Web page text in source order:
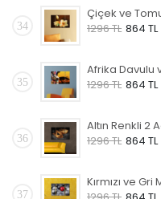
34
1296 TL 864 TL
35
1296 TL 864 TL
36
1296 TL 864 TL
37